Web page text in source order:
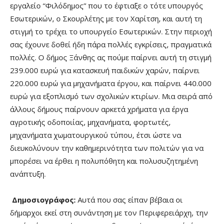
εργαλείο “Φιλόδημος” που το έφτιαξε ο τότε υπουργός
Εσωτερικών, ο Σκουρλέτης με τον Χαρίτση, και αυτή τη
στιγμή το τρέχει το υπουργείο Εσωτερικών. Στην περιοχή
σας έχουνε δοθεί ήδη πάρα πολλές εγκρίσεις, πραγματικά
πολλές. Ο δήμος Ξάνθης ας πούμε παίρνει αυτή τη στιγμή
239.000 ευρώ για κατασκευή παιδικών χαρών, παίρνει
220.000 ευρώ για μηχανήματα έργου, και παίρνει 440.000
ευρώ για εξοπλισμό των σχολικών κτιρίων. Μια σειρά από
άλλους δήμους παίρνουν αρκετά χρήματα για έργα
αγροτικής οδοποιίας, μηχανήματα, φορτωτές,
μηχανήματα χωματουργικού τύπου, έτσι ώστε να
διευκολύνουν την καθημερινότητα των πολιτών για να
μπορέσει να έρθει η πολυπόθητη και πολυσυζητημένη
ανάπτυξη.
Δημοσιογράφος: Αυτά που σας είπαν βέβαια οι
δήμαρχοι εκεί στη συνάντηση με τον Περιφερειάρχη, την